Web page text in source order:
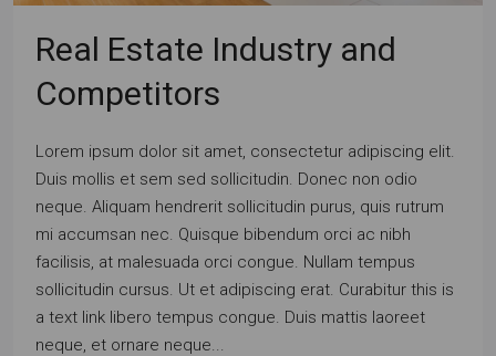
Real Estate Industry and
Competitors
Lorem ipsum dolor sit amet, consectetur adipiscing elit.
Duis mollis et sem sed sollicitudin. Donec non odio
neque. Aliquam hendrerit sollicitudin purus, quis rutrum
mi accumsan nec. Quisque bibendum orci ac nibh
facilisis, at malesuada orci congue. Nullam tempus
sollicitudin cursus. Ut et adipiscing erat. Curabitur this is
a text link libero tempus congue. Duis mattis laoreet
neque, et ornare neque...